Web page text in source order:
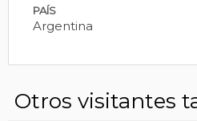
PAÍS
Argentina
Otros visitantes